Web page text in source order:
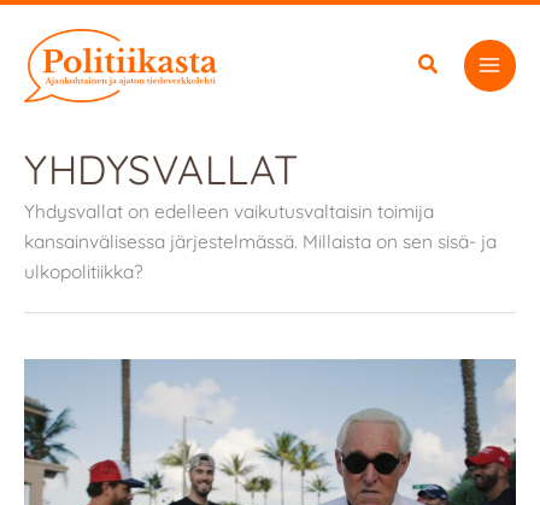
sisältöön
YHDYSVALLAT
Yhdysvallat on edelleen vaikutusvaltaisin toimija
kansainvälisessa järjestelmässä. Millaista on sen sisä- ja
ulkopolitiikka?